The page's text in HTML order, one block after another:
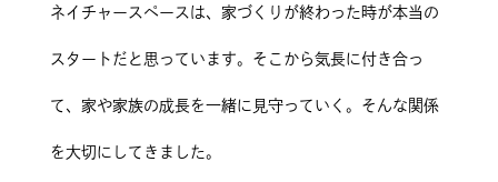
ネイチャースペースは、家づくりが終わった時が本当の
スタートだと思っています。そこから気長に付き合っ
て、家や家族の成長を一緒に見守っていく。そんな関係
を大切にしてきました。